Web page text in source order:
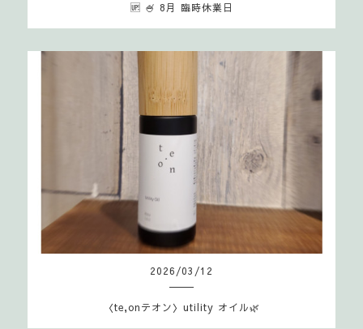
🆙 🍧 8月 臨時休業日
2026/03 /12
〈te,onテオン〉utility オイル🌿